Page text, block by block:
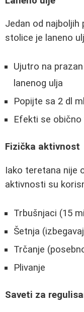
Jedan od najboljih
stolice je laneno
Ujutro na
lanenog ulja
Popijte sa 2 dl
Efekti se
Fizička aktivnost
Iako teretana nije
aktivnosti su
Trbušnjaci (15
Šetnja
Trčanje
Plivanje
Saveti za